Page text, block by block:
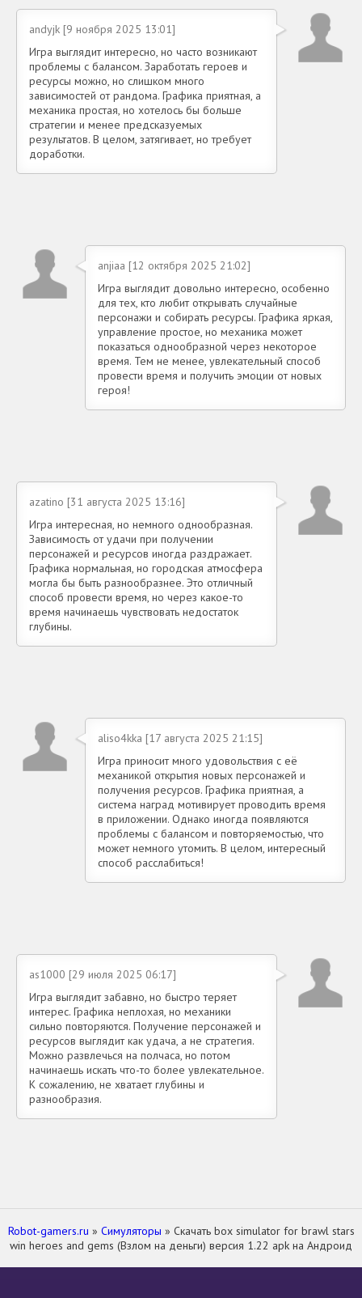
andyjk [9 ноября 2025 13:01]
Игра выглядит интересно, но часто возникают
проблемы с балансом. Заработать героев и
ресурсы можно, но слишком много
зависимостей от рандома. Графика приятная, а
механика простая, но хотелось бы больше
стратегии и менее предсказуемых
результатов. В целом, затягивает, но требует
доработки.
anjiaa [12 октября 2025 21:02]
Игра выглядит довольно интересно, особенно
для тех, кто любит открывать случайные
персонажи и собирать ресурсы. Графика яркая,
управление простое, но механика может
показаться однообразной через некоторое
время. Тем не менее, увлекательный способ
провести время и получить эмоции от новых
героя!
azatino [31 августа 2025 13:16]
Игра интересная, но немного однообразная.
Зависимость от удачи при получении
персонажей и ресурсов иногда раздражает.
Графика нормальная, но городская атмосфера
могла бы быть разнообразнее. Это отличный
способ провести время, но через какое-то
время начинаешь чувствовать недостаток
глубины.
aliso4kka [17 августа 2025 21:15]
Игра приносит много удовольствия с её
механикой открытия новых персонажей и
получения ресурсов. Графика приятная, а
система наград мотивирует проводить время
в приложении. Однако иногда появляются
проблемы с балансом и повторяемостью, что
может немного утомить. В целом, интересный
способ расслабиться!
as1000 [29 июля 2025 06:17]
Игра выглядит забавно, но быстро теряет
интерес. Графика неплохая, но механики
сильно повторяются. Получение персонажей и
ресурсов выглядит как удача, а не стратегия.
Можно развлечься на полчаса, но потом
начинаешь искать что-то более увлекательное.
К сожалению, не хватает глубины и
разнообразия.
Robot-gamers.ru » Симуляторы » Скачать box simulator for brawl stars
win heroes and gems (Взлом на деньги) версия 1.22 apk на Андроид